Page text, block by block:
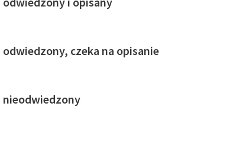
czeka na opisanie
nieodwiedzony